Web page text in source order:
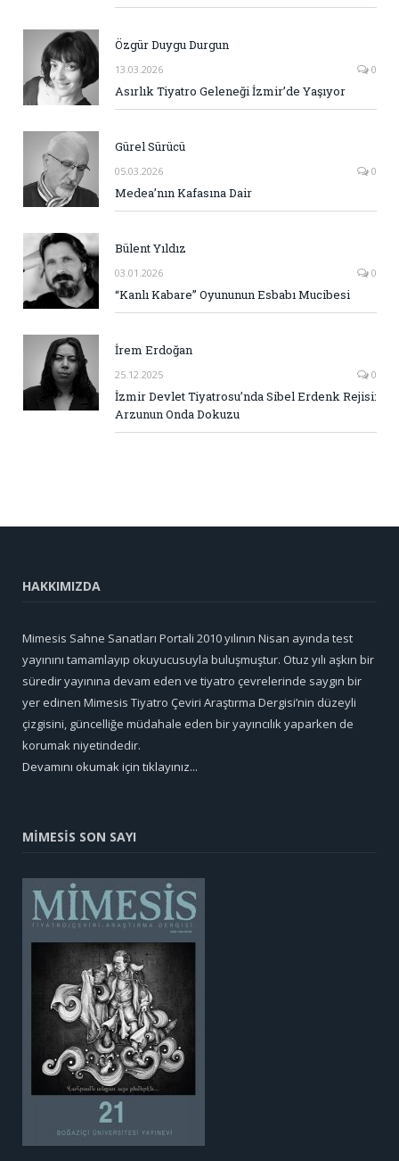
Özgür Duygu Durgun
13.03.2026 0
Asırlık Tiyatro Geleneği İzmir’de Yaşıyor
Gürel Sürücü
05.03.2026 0
Medea’nın Kafasına Dair
Bülent Yıldız
03.01.2026 0
“Kanlı Kabare” Oyununun Esbabı Mucibesi
İrem Erdoğan
25.12.2025 0
İzmir Devlet Tiyatrosu’nda Sibel Erdenk Rejisi:
Arzunun Onda Dokuzu
HAKKIMIZDA
Mimesis Sahne Sanatları Portali 2010 yılının Nisan ayında test
yayınını tamamlayıp okuyucusuyla buluşmuştur. Otuz yılı aşkın bir
süredir yayınına devam eden ve tiyatro çevrelerinde saygın bir
yer edinen Mimesis Tiyatro Çeviri Araştırma Dergisi’nin düzeyli
çizgisini, güncelliğe müdahale eden bir yayıncılık yaparken de
korumak niyetindedir.
Devamını okumak için tıklayınız...
MİMESİS SON SAYI